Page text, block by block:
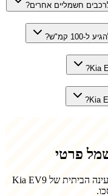
פרטי
הביתית של Kia EV9